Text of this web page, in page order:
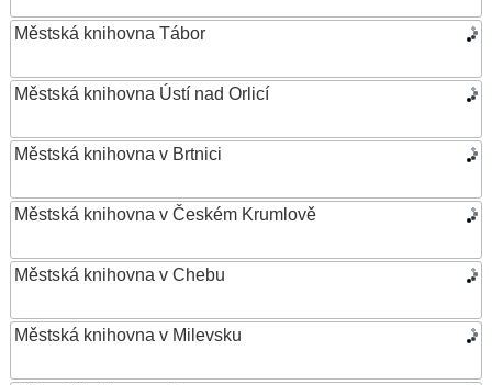
Městská knihovna Tábor
Městská knihovna Ústí nad Orlicí
Městská knihovna v Brtnici
Městská knihovna v Českém Krumlově
Městská knihovna v Chebu
Městská knihovna v Milevsku